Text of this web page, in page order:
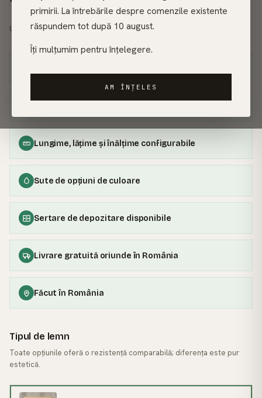
primirii. La întrebările despre comenzile existente
răspundem tot după 10 august.
Îți mulțumim pentru înțelegere.
AM ÎNȚELES
DE LA3.218lei2.896lei
Lungime, lățime și înălțime configurabile
Sute de opțiuni de culoare
Sertare de depozitare disponibile
Livrare gratuită oriunde în România
Făcut în România
Tipul de lemn
Toate opțiunile oferă o rezistență comparabilă; diferența este pur
estetică.
FRASIN